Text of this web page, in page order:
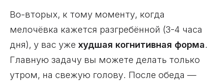
Во-вторых, к тому моменту, когда
мелочёвка кажется разгребённой (3-4 часа
дня), у вас уже худшая когнитивная форма.
Главную задачу вы можете делать только
утром, на свежую голову. После обеда —